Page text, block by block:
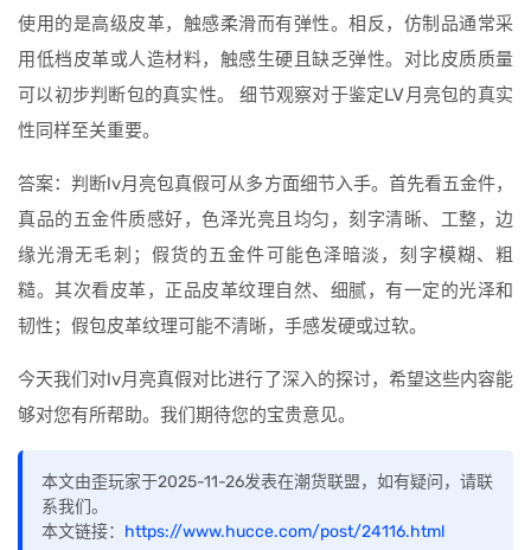
使用的是高级皮革，触感柔滑而有弹性。相反，仿制品通常采
用低档皮革或人造材料，触感生硬且缺乏弹性。对比皮质质量
可以初步判断包的真实性。 细节观察对于鉴定LV月亮包的真实
性同样至关重要。
答案：判断lv月亮包真假可从多方面细节入手。首先看五金件，
真品的五金件质感好，色泽光亮且均匀，刻字清晰、工整，边
缘光滑无毛刺；假货的五金件可能色泽暗淡，刻字模糊、粗
糙。其次看皮革，正品皮革纹理自然、细腻，有一定的光泽和
韧性；假包皮革纹理可能不清晰，手感发硬或过软。
今天我们对lv月亮真假对比进行了深入的探讨，希望这些内容能
够对您有所帮助。我们期待您的宝贵意见。
本文由歪玩家于2025-11-26发表在潮货联盟，如有疑问，请联
系我们。
本文链接： https://www.hucce.com/post/24116.html